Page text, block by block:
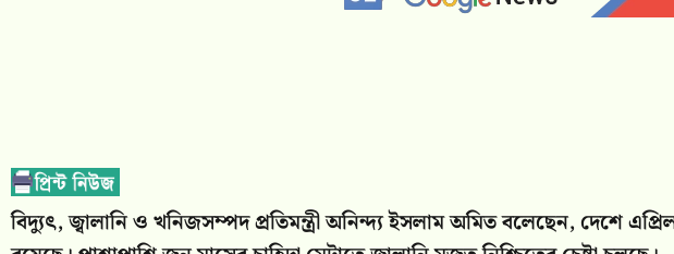
বিদ্যুৎ, জ্বালানি ও খনিজসম্পদ প্রতিমন্ত্রী অনিন্দ্য ইসলাম অমিত বলেছেন, দেশে